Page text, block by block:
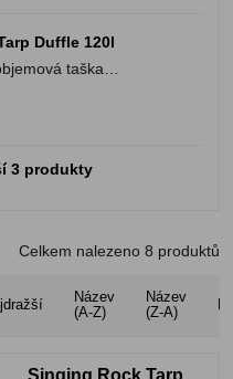
Duffle 120l
taška
3 produkty
Celkem nalezeno 8 produktů
Název
(A-Z)
Název
(Z-A)